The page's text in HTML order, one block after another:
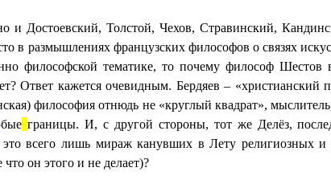
и Достоевский, Толстой, Чехов, Стравинский,
в размышлениях французских философов о связях
философской тематике, то почему философ Шестов
Ответ кажется очевидным. Бердяев – «христианский
философия отнюдь не «круглый квадрат»,
границы. И, с другой стороны, тот же Делёз,
это всего лишь мираж канувших в Лету религиозных
он этого и не делает)?